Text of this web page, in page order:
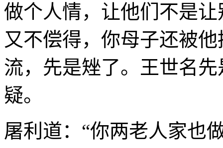
做个人情，让他们不是
又不偿得，你母子还被
流，先是矬了。王世名
疑。
屠利道：“你两老人家也